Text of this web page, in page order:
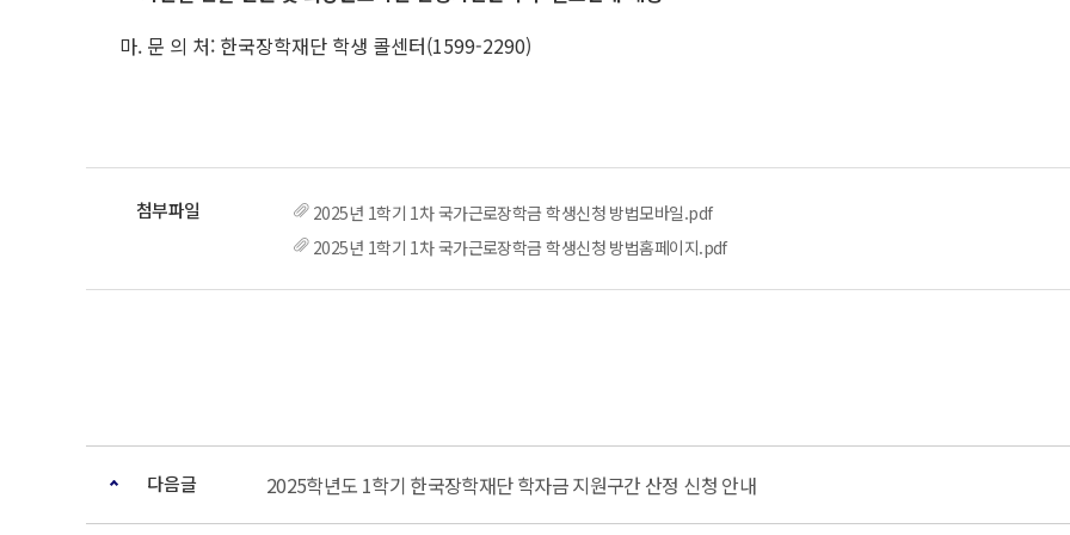
마. 문 의 처: 한국장학재단 학생 콜센터(1599-2290)
2025년 1학기 1차 국가근로장학금 학생신청 방법모바일.pdf
2025년 1학기 1차 국가근로장학금 학생신청 방법홈페이지.pdf
다음글 2025학년도 1학기 한국장학재단 학자금 지원구간 산정 신청 안내